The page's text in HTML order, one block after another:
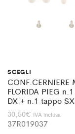
SCEGLI
CONF.CERNIERE
FLORIDA PIEG
DX + n.1 tappo
30,50€ IVA inclusa
37R019037